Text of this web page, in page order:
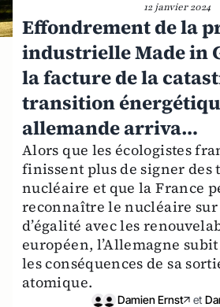
12 janvier 2024
Effondrement de la
industrielle Made in
la facture de la
transition
allemande arriva…
Alors que les écologistes
finissent plus de signer
nucléaire et que la France
reconnaître le nucléaire
d’égalité avec les
européen, l’Allemagne
les conséquences de sa
atomique.
Damien Ernst et